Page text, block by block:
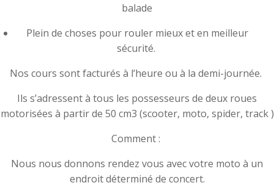
balade
Plein de choses pour rouler mieux et en meilleur
sécurité.
Nos cours sont facturés à l’heure ou à la demi-journée.
Ils s’adressent à tous les possesseurs de deux roues
motorisées à partir de 50 cm3 (scooter, moto, spider, track )
Comment :
Nous nous donnons rendez vous avec votre moto à un
endroit déterminé de concert.